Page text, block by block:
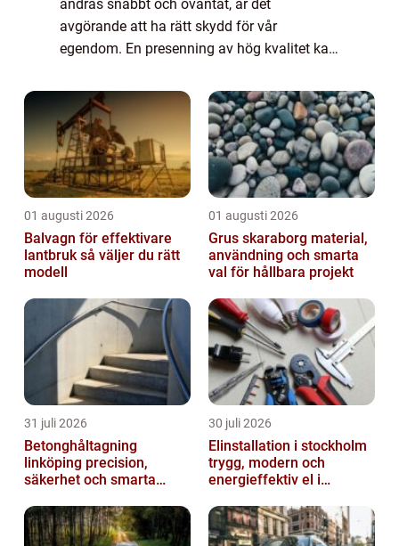
ändras snabbt och oväntat, är det
avgörande att ha rätt skydd för vår
egendom. En presenning av hög kvalitet kan
01 augusti 2026
Balvagn för effektivare
lantbruk så väljer du rätt
modell
01 augusti 2026
Grus skaraborg material,
användning och smarta
val för hållbara projekt
31 juli 2026
Betonghåltagning
linköping precision,
säkerhet och smarta
30 juli 2026
Elinstallation i stockholm
trygg, modern och
energieffektiv el i